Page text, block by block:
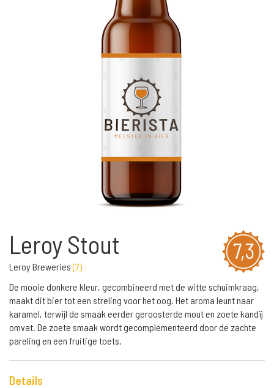
7,3
Leroy Stout
Leroy Breweries(7)
De mooie donkere kleur, gecombineerd met de witte schuimkraag,
maakt dit bier tot een streling voor het oog. Het aroma leunt naar
karamel, terwijl de smaak eerder geroosterde mout en zoete kandij
omvat. De zoete smaak wordt gecomplementeerd door de zachte
pareling en een fruitige toets.
Details